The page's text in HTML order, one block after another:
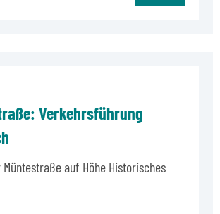
Verkehrsführung
auf Höhe Historisches